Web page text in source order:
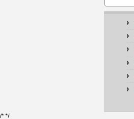
/* */